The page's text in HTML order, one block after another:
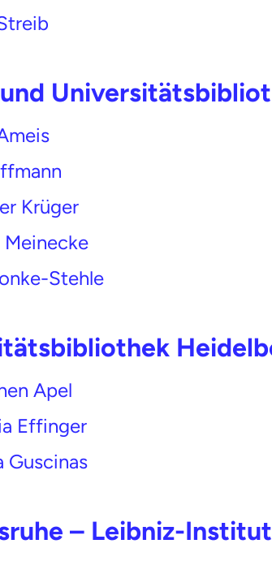
Krüger
Meinecke
Stehle
Apel
Effinger
Guscinas
– Leibniz-